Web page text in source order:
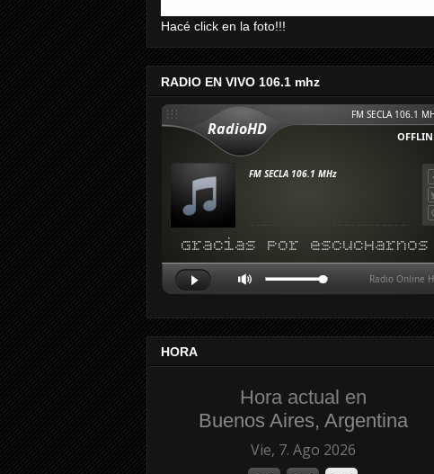
Hacé click en la foto!!!
RADIO EN VIVO 106.1 mhz
HORA
Hora actual en
Buenos Aires, Argentina